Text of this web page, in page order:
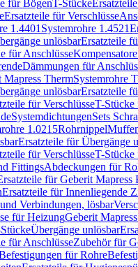
für BögenT-Stücke
Ersatzteile für Verschlüsse
1.4401 Systemrohre 1.4521
unlösbarErsatzteile
für Anschlüsse
Dämmungen für
Mapress ThermSystemrohre
unlösbarErsatzteile
für VerschlüsseT-
SystemdichtungenSets
1.0215Rohrnippel
Ersatzteile für Übergänge
für VerschlüsseT-
FittingsAbdeckungen für
für Geberit Mapress
Ersatzteile für Innenliegende
Verbindungen, lösbar
für HeizungGeberit
Übergänge unlösbar
für AnschlüsseZubehör für
für Rohre